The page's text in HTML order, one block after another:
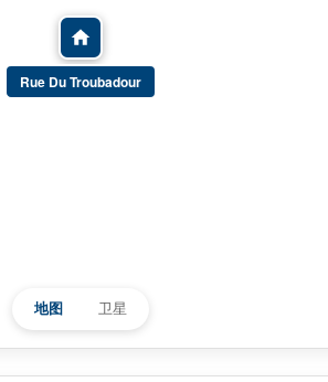
Rue Du Troubadour
地图 卫星